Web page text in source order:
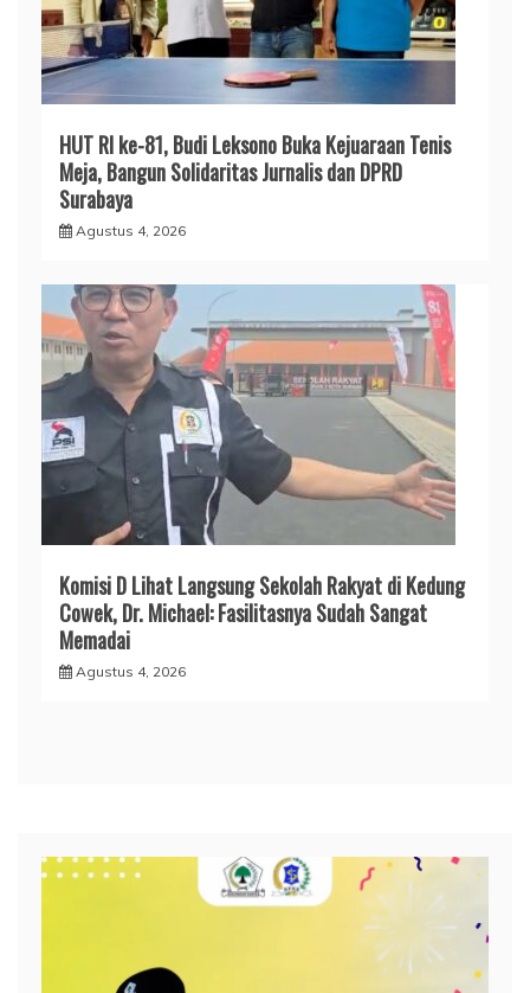
HUT RI ke-81, Budi Leksono Buka Kejuaraan Tenis
Meja, Bangun Solidaritas Jurnalis dan DPRD
Surabaya
Agustus 4, 2026
Komisi D Lihat Langsung Sekolah Rakyat di Kedung
Cowek, Dr. Michael: Fasilitasnya Sudah Sangat
Memadai
Agustus 4, 2026